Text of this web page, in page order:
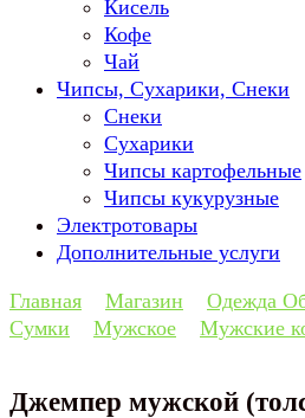
Кисель
Кофе
Чай
Чипсы, Сухарики, Снеки
Снеки
Сухарики
Чипсы картофельные
Чипсы кукурузные
Электротовары
Дополнительные услуги
Главная Магазин
Одежда
Сумки
Мужское Мужские
Джемпер мужской